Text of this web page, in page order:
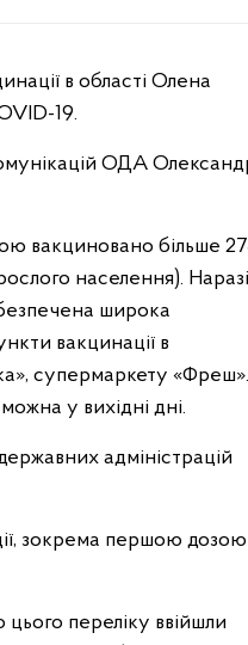
19.
ОДА
вакциновано більше
населення). Наразі
широка
вакцинації в
супермаркету «Фреш».
у вихідні дні.
адміністрацій
зокрема першою дозою
переліку ввійшли